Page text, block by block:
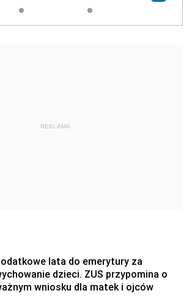
REKLAMA
lata do emerytury za
dzieci. ZUS przypomina o
wniosku dla matek i ojców